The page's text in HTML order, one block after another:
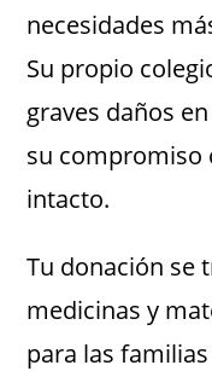
necesidades
Su propio
graves daños
su compromiso
intacto.
Tu donación se
medicinas y
para las